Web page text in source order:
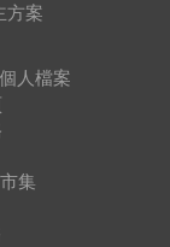
方案
人檔案
集